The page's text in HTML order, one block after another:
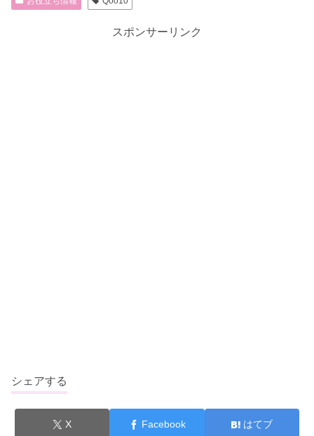
スポンサーリンク
シェアする
X Facebook はてブ